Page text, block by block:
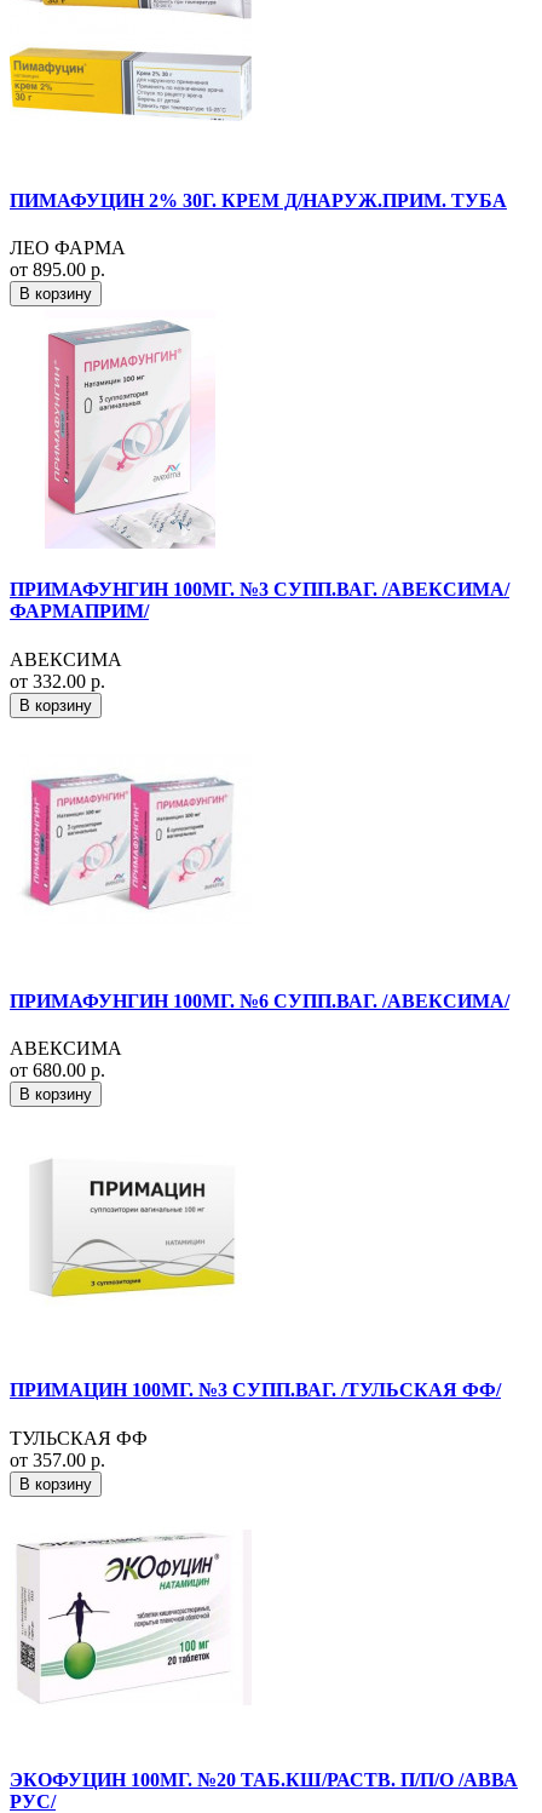
ПИМАФУЦИН 2% 30Г. КРЕМ Д/НАРУЖ.ПРИМ. ТУБА
ЛЕО ФАРМА
от 895.00 р.
В корзину
ПРИМАФУНГИН 100МГ. №3 СУПП.ВАГ. /АВЕКСИМА/
ФАРМАПРИМ/
АВЕКСИМА
от 332.00 р.
В корзину
ПРИМАФУНГИН 100МГ. №6 СУПП.ВАГ. /АВЕКСИМА/
АВЕКСИМА
от 680.00 р.
В корзину
ПРИМАЦИН 100МГ. №3 СУПП.ВАГ. /ТУЛЬСКАЯ ФФ/
ТУЛЬСКАЯ ФФ
от 357.00 р.
В корзину
ЭКОФУЦИН 100МГ. №20 ТАБ.КШ/РАСТВ. П/П/О /АВВА
РУС/